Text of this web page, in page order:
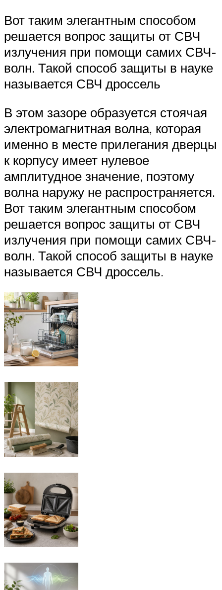
Вот таким элегантным способом
решается вопрос защиты от СВЧ
излучения при помощи самих СВЧ-
волн. Такой способ защиты в науке
называется СВЧ дроссель
В этом зазоре образуется стоячая
электромагнитная волна, которая
именно в месте прилегания дверцы
к корпусу имеет нулевое
амплитудное значение, поэтому
волна наружу не распространяется.
Вот таким элегантным способом
решается вопрос защиты от СВЧ
излучения при помощи самих СВЧ-
волн. Такой способ защиты в науке
называется СВЧ дроссель.